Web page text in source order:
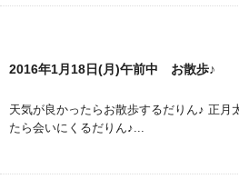
2016年1月18日(月)午前中 お散歩♪
天気が良かったらお散歩するだりん♪ 正月
たら会いにくるだりん♪...